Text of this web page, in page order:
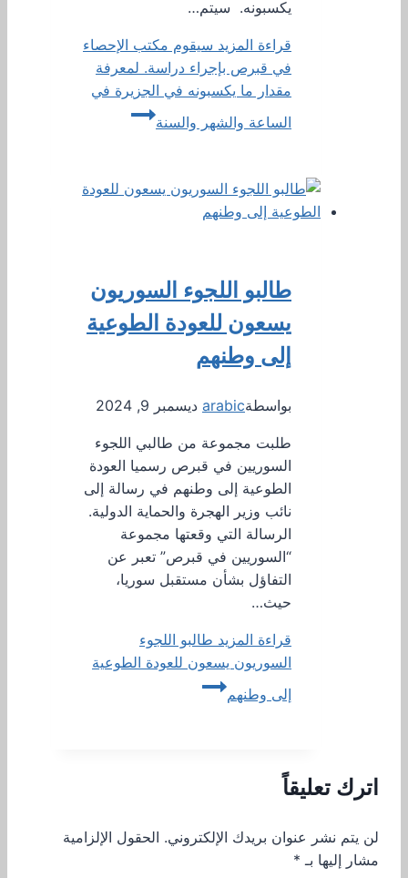
يكسبونه. سيتم…
قراءة المزيد سيقوم مكتب الإحصاء
في قبرص بإجراء دراسة. لمعرفة
مقدار ما يكسبونه في الجزيرة في
الساعة والشهر والسنة
طالبو اللجوء السوريون
يسعون للعودة الطوعية
إلى وطنهم
بواسطةarabic ديسمبر 9, 2024
طلبت مجموعة من طالبي اللجوء
السوريين في قبرص رسميا العودة
الطوعية إلى وطنهم في رسالة إلى
نائب وزير الهجرة والحماية الدولية.
الرسالة التي وقعتها مجموعة
“السوريين في قبرص” تعبر عن
التفاؤل بشأن مستقبل سوريا،
حيث…
قراءة المزيد طالبو اللجوء
السوريون يسعون للعودة الطوعية
إلى وطنهم
اترك تعليقاً
لن يتم نشر عنوان بريدك الإلكتروني. الحقول الإلزامية
مشار إليها بـ *